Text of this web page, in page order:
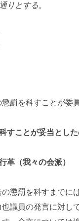
りとする。
罰を科すことが委
すことが妥当とし
革（我々の会派）
懲罰を科すまでに
議員の発言に対し